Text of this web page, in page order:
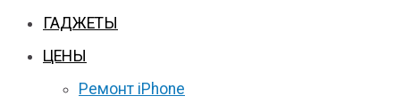
ГАДЖЕТЫ
ЦЕНЫ
Ремонт iPhone